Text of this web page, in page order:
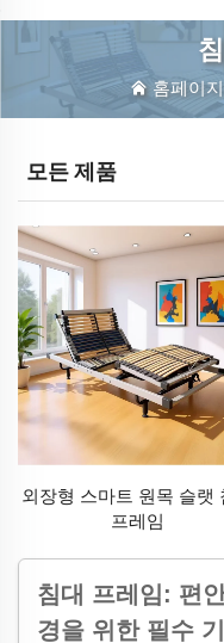
홈페이지
모든 제품
외장형 스마트 원목 슬랫
프레임
침대 프레임: 편
경을 위한 필수